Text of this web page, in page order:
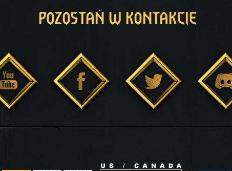
POZOSTAŃ W KONTAKCIE